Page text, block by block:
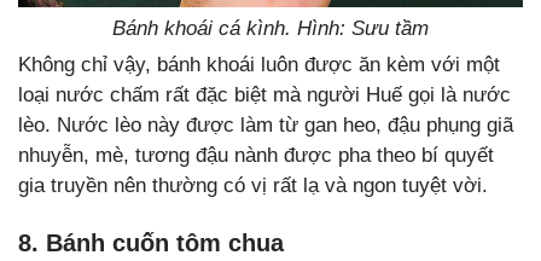
Bánh khoái cá kình. Hình: Sưu tầm
Không chỉ vậy, bánh khoái luôn được ăn kèm với một
loại nước chấm rất đặc biệt mà người Huế gọi là nước
lèo. Nước lèo này được làm từ gan heo, đậu phụng giã
nhuyễn, mè, tương đậu nành được pha theo bí quyết
gia truyền nên thường có vị rất lạ và ngon tuyệt vời.
8. Bánh cuốn tôm chua